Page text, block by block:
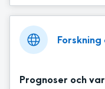
Prognoser och